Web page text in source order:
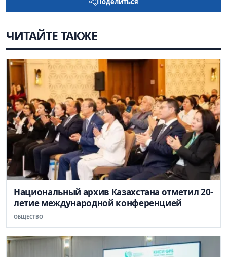
ЧИТАЙТЕ ТАКЖЕ
Национальный архив Казахстана отметил 20-
летие международной конференцией
ОБЩЕСТВО